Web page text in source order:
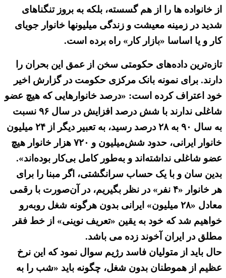
از خانواده ها را از هم گسسته، بلکه به بروز تنگناهای
شدید در زمینه معیشت و زندگی میلیونها خانوار جویای
کار و یا اساسا «بازار کار» راه برده است.
تازه‌ترین داده‌های حکومتی سخن از عمق این بحران را
دارند. برای نمونه بانک مرکزی حکومت در گزارش اخیر
خود اعتراف کرده است: «درصد خانوار‌‌هایی که هیچ عضو
شاغلی ندارند با شش درصد افزایش در سال ۹۶ نسبت
به سال ۹۰ به ۲۸ درصد رسید، به تعبیر دیگر از ۲۴ میلیون
خانوار ایرانی، حدود شش‌میلیون ‌و ۷۲۰ هزار خانوار هیچ
عضو شاغلی نداشته‌اند و به‌طور کامل بی‌کار بوده‌اند».
بدین سان و با یک حساب سرانگشتی، اگر مبنا را برای
هر خانوار «۴ نفر» در نظر بگیریم، در آن‌صورت با رقمی
معادل «۲۸ میلیون» ایرانی بدون هرگونه شغل روبه‌رو
خواهیم شد که خود به یقین «تعریف نوینی» از خط فقر
مطلق در ایران آخوند زده می باشد.
حال باید از متولیان فاسد رژیم سوال نمود که این نرخ
عظیم از هموطنان بدون شغل، چگونه باید «شب را به